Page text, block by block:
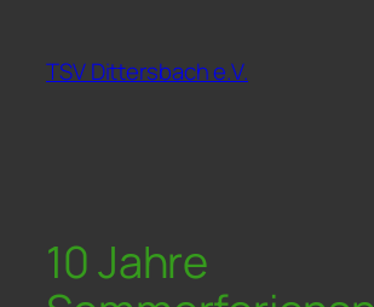
springen
TSV Dittersbach e.V.
10 Jahre